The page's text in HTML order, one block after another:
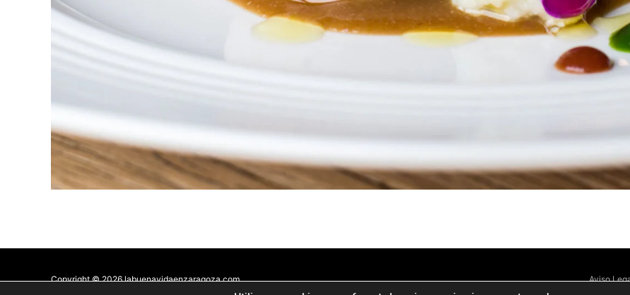
Copyright © 2026 labuenavidaenzaragoza.com
Aviso